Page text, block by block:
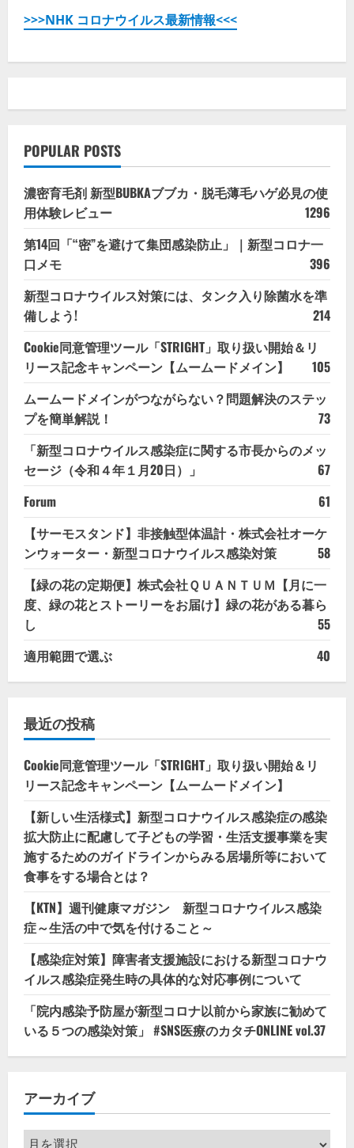
>>>NHK コロナウイルス最新情報<<<
POPULAR POSTS
濃密育毛剤 新型BUBKAブブカ・脱毛薄毛ハゲ必見の使
用体験レビュー
1296
第14回「“密”を避けて集団感染防止」｜新型コロナ一
口メモ
396
新型コロナウイルス対策には、タンク入り除菌水を準
備しよう!
214
Cookie同意管理ツール「STRIGHT」取り扱い開始＆リ
リース記念キャンペーン【ムームードメイン】
105
ムームードメインがつながらない？問題解決のステッ
プを簡単解説！
73
「新型コロナウイルス感染症に関する市長からのメッ
セージ（令和４年１月20日）」
67
Forum
61
【サーモスタンド】非接触型体温計・株式会社オーケ
ンウォーター・新型コロナウイルス感染対策
58
【緑の花の定期便】株式会社ＱＵＡＮＴＵＭ【月に一
度、緑の花とストーリーをお届け】緑の花がある暮ら
し
55
適用範囲で選ぶ
40
最近の投稿
Cookie同意管理ツール「STRIGHT」取り扱い開始＆リ
リース記念キャンペーン【ムームードメイン】
【新しい生活様式】新型コロナウイルス感染症の感染
拡大防止に配慮して子どもの学習・生活支援事業を実
施するためのガイドラインからみる居場所等において
食事をする場合とは？
【KTN】週刊健康マガジン 新型コロナウイルス感染
症～生活の中で気を付けること～
【感染症対策】障害者支援施設における新型コロナウ
イルス感染症発生時の具体的な対応事例について
「院内感染予防屋が新型コロナ以前から家族に勧めて
いる５つの感染対策」 #SNS医療のカタチONLINE vol.37
アーカイブ
ア